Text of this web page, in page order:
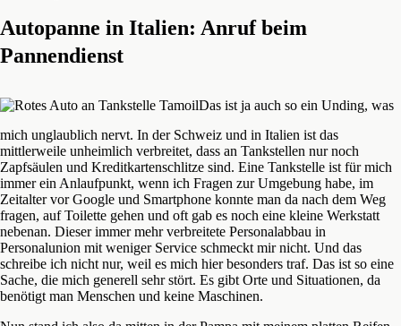
Autopanne in Italien: Anruf beim
Pannendienst
Das ist ja auch so ein Unding, was
mich unglaublich nervt. In der Schweiz und in Italien ist das
mittlerweile unheimlich verbreitet, dass an Tankstellen nur noch
Zapfsäulen und Kreditkartenschlitze sind. Eine Tankstelle ist für mich
immer ein Anlaufpunkt, wenn ich Fragen zur Umgebung habe, im
Zeitalter vor Google und Smartphone konnte man da nach dem Weg
fragen, auf Toilette gehen und oft gab es noch eine kleine Werkstatt
nebenan. Dieser immer mehr verbreitete Personalabbau in
Personalunion mit weniger Service schmeckt mir nicht. Und das
schreibe ich nicht nur, weil es mich hier besonders traf. Das ist so eine
Sache, die mich generell sehr stört. Es gibt Orte und Situationen, da
benötigt man Menschen und keine Maschinen.